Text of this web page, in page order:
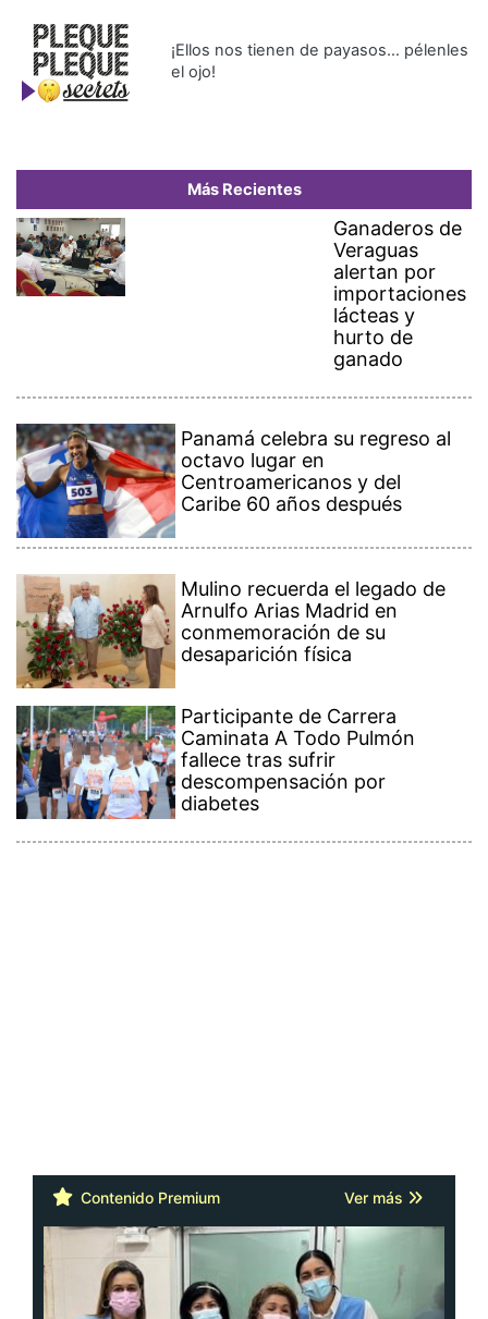
¡Ellos nos tienen de payasos… pélenles
el ojo!
Más Recientes
Ganaderos de
Veraguas
alertan por
importaciones
lácteas y
hurto de
ganado
Panamá celebra su regreso al
octavo lugar en
Centroamericanos y del
Caribe 60 años después
Mulino recuerda el legado de
Arnulfo Arias Madrid en
conmemoración de su
desaparición física
Participante de Carrera
Caminata A Todo Pulmón
fallece tras sufrir
descompensación por
diabetes
Contenido Premium Ver más